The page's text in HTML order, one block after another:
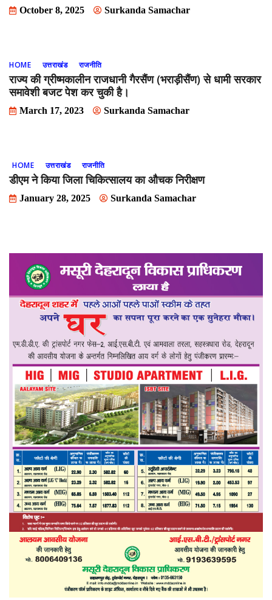
October 8, 2025 Surkanda Samachar
HOME उत्तराखंड राजनीति
राज्य की ग्रीष्मकालीन राजधानी गैरसैंण (भराड़ीसैंण) से धामी सरकार
समावेशी बजट पेश कर चुकी है।
March 17, 2023 Surkanda Samachar
HOME उत्तराखंड राजनीति
डीएम ने किया जिला चिकित्सालय का औचक निरीक्षण
January 28, 2025 Surkanda Samachar